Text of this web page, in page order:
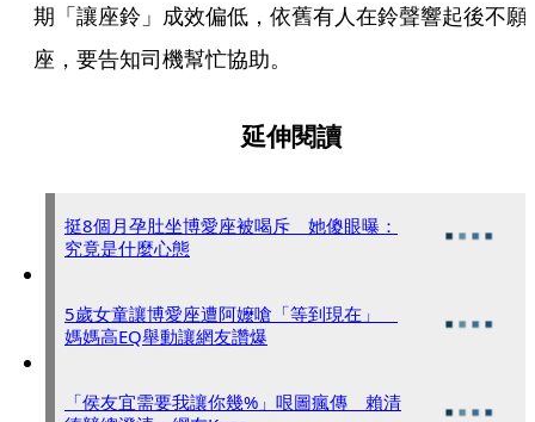
期「讓座鈴」成效偏低，依舊有人在鈴聲響起後不願
座，要告知司機幫忙協助。
延伸閱讀
挺8個月孕肚坐博愛座被喝斥 她傻眼曝：
究竟是什麼心態
5歲女童讓博愛座遭阿嬤嗆「等到現在」
媽媽高EQ舉動讓網友讚爆
「侯友宜需要我讓你幾%」哏圖瘋傳 賴清